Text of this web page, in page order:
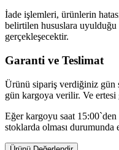
İade işlemleri, ürünlerin
belirtilen hususlara
gerçekleşecektir.
Garanti ve Teslimat
Ürünü sipariş verdiğiniz gün
gün kargoya verilir. Ve
Eğer kargoyu saat
stoklarda olması durumunda